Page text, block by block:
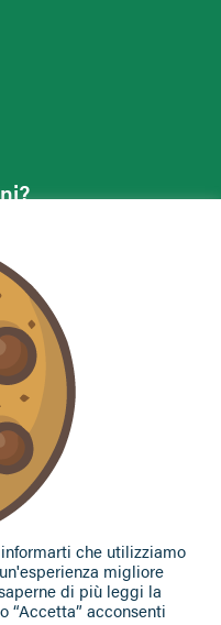
lasciare un
che utilizziamo
migliore
di più leggi la
“Accetta” acconsenti